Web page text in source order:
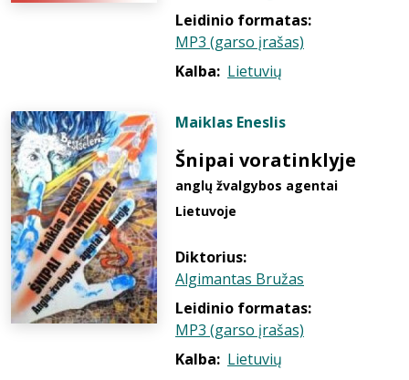
Leidinio formatas:
MP3 (garso įrašas)
Kalba: Lietuvių
Maiklas Eneslis
Šnipai voratinklyje
anglų žvalgybos agentai
Lietuvoje
Diktorius:
Algimantas Bružas
Leidinio formatas:
MP3 (garso įrašas)
Kalba: Lietuvių